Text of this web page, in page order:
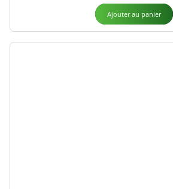
Ajouter au panier